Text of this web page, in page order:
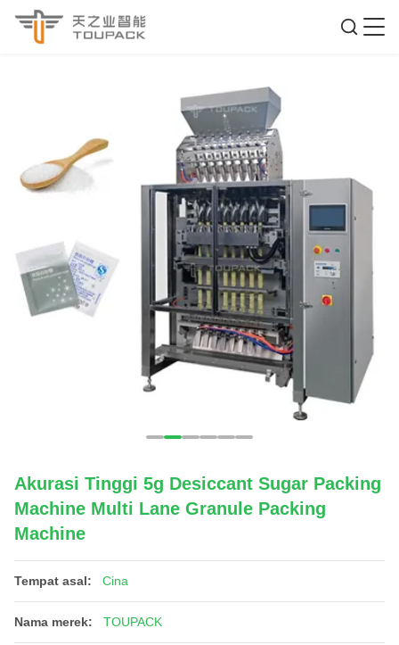
Akurasi Tinggi 5g Desiccant Sugar Packing
Machine Multi Lane Granule Packing
Machine
Tempat asal: Cina
Nama merek: TOUPACK